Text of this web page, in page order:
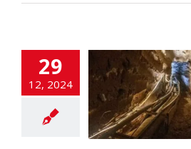
29
12, 2024
poursuit ses
au Sud-
le Hezbollah